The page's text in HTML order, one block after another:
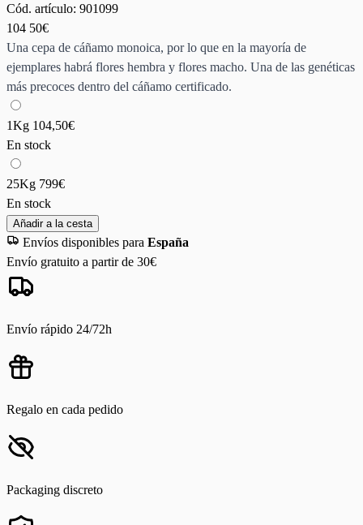
Cód. artículo: 901099
104 50€
Una cepa de cáñamo monoica, por lo que en la mayoría de
ejemplares habrá flores hembra y flores macho. Una de las genéticas
más precoces dentro del cáñamo certificado.
1Kg 104,50€
En stock
25Kg 799€
En stock
Añadir a la cesta
Envíos disponibles para España
Envío gratuito a partir de 30€
Envío rápido 24/72h
Regalo en cada pedido
Packaging discreto